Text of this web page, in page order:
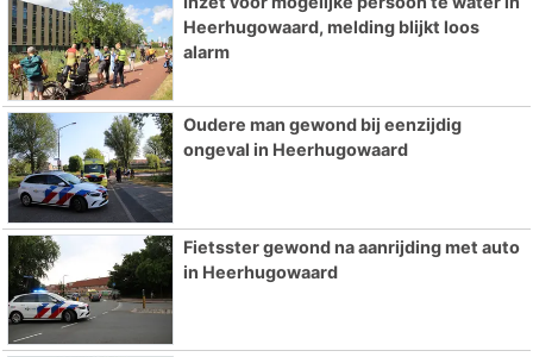
Heerhugowaard, melding blijkt loos
alarm
Oudere man gewond bij eenzijdig
ongeval in Heerhugowaard
Fietsster gewond na aanrijding met auto
in Heerhugowaard